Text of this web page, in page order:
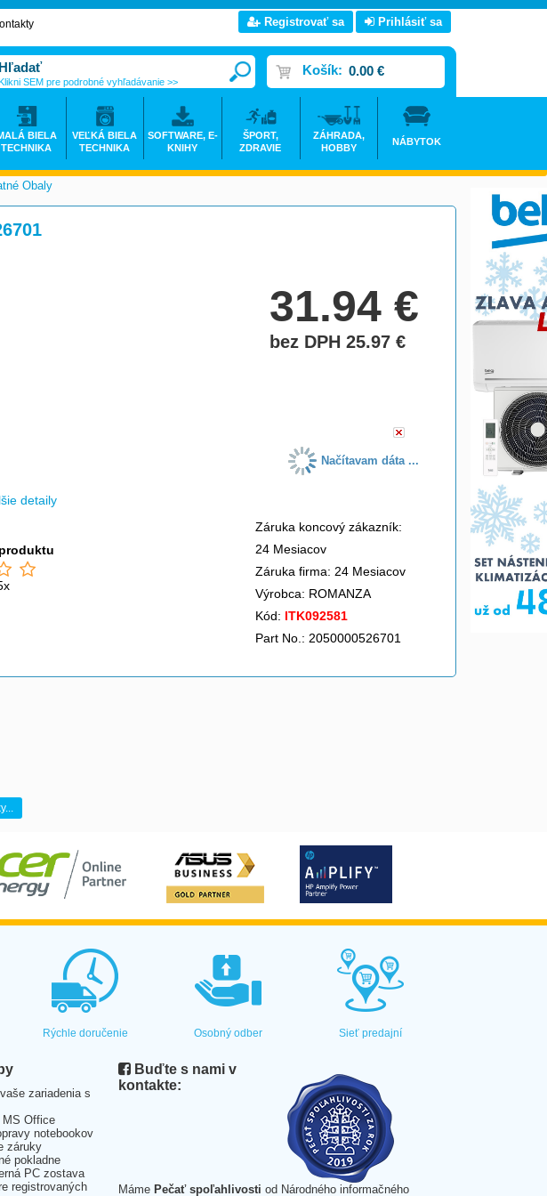
Obaly
31.94€
bez DPH 25.97€
Načítavam dáta ...
detaily
Záruka koncový zákazník:
24 Mesiacov
Záruka firma: 24 Mesiacov
Výrobca: ROMANZA
Kód: ITK092581
Part No.: 2050000526701
Registrovať sa Prihlásiť sa
Košík: 0.00 €
SEM pre podrobné vyhľadávanie >>
BIELA
TECHNIKA
VEĽKÁ BIELA
TECHNIKA
SOFTWARE, E-
KNIHY
ŠPORT,
ZDRAVIE
ZÁHRADA,
HOBBY
NÁBYTOK
Rýchle doručenie Osobný odber Sieť predajní
zariadenia s
MS Office
notebookov
záruky
pokladne
PC zostava
registrovaných
Buďte s nami v
kontakte:
Máme Pečať spoľahlivosti od Národného informačného